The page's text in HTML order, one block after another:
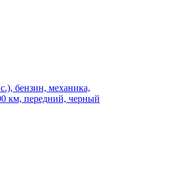
бензин, механика,
км, передний, черный